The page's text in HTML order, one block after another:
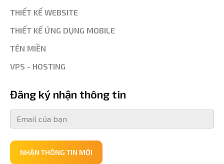
THIẾT KẾ WEBSITE
THIẾT KẾ ỨNG DỤNG MOBILE
TÊN MIỀN
VPS - HOSTING
Đăng ký nhận thông tin
NHẬN THÔNG TIN MỚI